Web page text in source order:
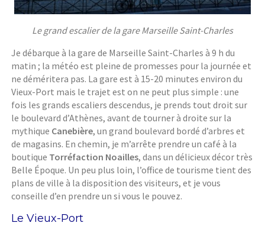
Le grand escalier de la gare Marseille Saint-Charles
Je débarque à la gare de Marseille Saint-Charles à 9 h du
matin ; la météo est pleine de promesses pour la journée et
ne déméritera pas. La gare est à 15-20 minutes environ du
Vieux-Port mais le trajet est on ne peut plus simple : une
fois les grands escaliers descendus, je prends tout droit sur
le boulevard d’Athènes, avant de tourner à droite sur la
mythique Canebière, un grand boulevard bordé d’arbres et
de magasins. En chemin, je m’arrête prendre un café à la
boutique Torréfaction Noailles, dans un délicieux décor très
Belle Époque. Un peu plus loin, l’office de tourisme tient des
plans de ville à la disposition des visiteurs, et je vous
conseille d’en prendre un si vous le pouvez.
Le Vieux-Port